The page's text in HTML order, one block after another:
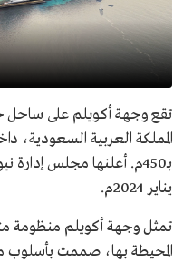
تقع وجهة أكويلم على ساحل
المملكة العربية السعودية،
يناير 2024م.
تمثل وجهة أكويلم منظومة
المحيطة بها، صممت بأسلوب